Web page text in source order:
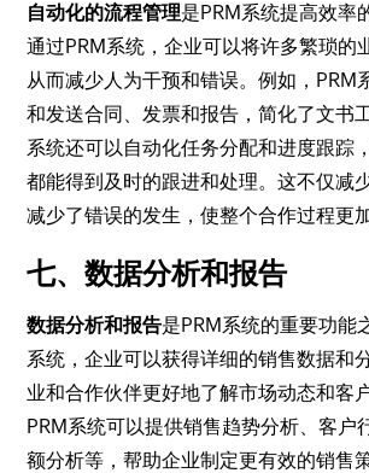
自动化的流程管理是PRM系统提高效率
通过PRM系统，企业可以将许多繁琐的
从而减少人为干预和错误。例如，PRM
和发送合同、发票和报告，简化了文书
系统还可以自动化任务分配和进度跟踪
都能得到及时的跟进和处理。这不仅减
减少了错误的发生，使整个合作过程更
七、数据分析和报告
数据分析和报告是PRM系统的重要功能
系统，企业可以获得详细的销售数据和
业和合作伙伴更好地了解市场动态和客
PRM系统可以提供销售趋势分析、客户
额分析等，帮助企业制定更有效的销售